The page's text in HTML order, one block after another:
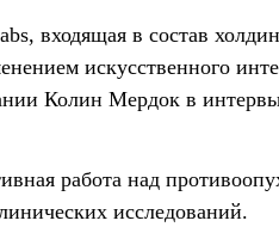
входящая в состав
искусственного
Колин Мердок в
работа над
исследований.